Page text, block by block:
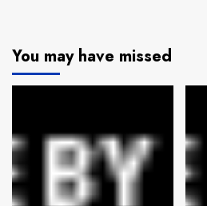
You may have missed